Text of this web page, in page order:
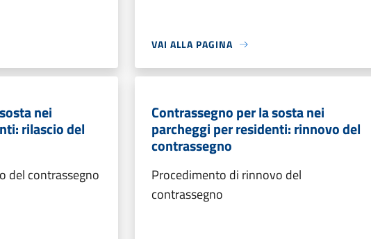
VAI ALLA PAGINA
nei
rilascio del
del contrassegno
Contrassegno per la sosta nei
parcheggi per residenti: rinnovo del
contrassegno
Procedimento di rinnovo del
contrassegno